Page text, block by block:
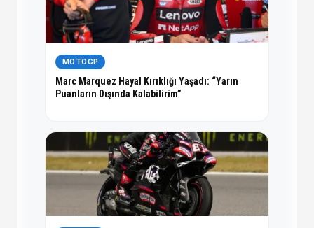
MOTOGP
Marc Marquez Hayal Kırıklığı Yaşadı: “Yarın
Puanların Dışında Kalabilirim”